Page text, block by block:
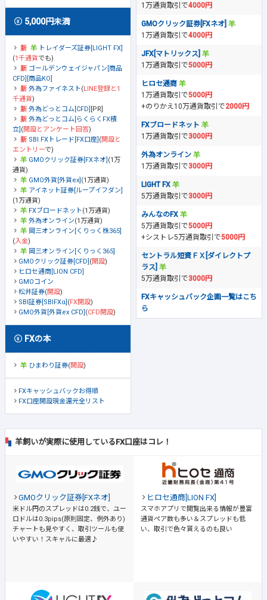
5,000円未満
トレイダーズ証券[LIGHT FX]
(1千通貨でも)
ゴールデンウェイジャパン[商品
CFD][商品KO]
外為ファイネスト(LINE登録と1
千通貨)
外為どっとコム[CFD]
[PR]
外為どっとコム[らくらくFX積
立] (開設とアンケート回答)
SBI FXトレード[FX口座] (開設と
エントリーで)
GMOクリック証券[FXネオ] (1万
通貨)
GMO外貨[外貨ex] (1万通貨)
アイネット証券[ループイフダン]
(1万通貨)
FXブロードネット(1万通貨)
外為オンライン(1万通貨)
岡三オンライン[くりっく株365]
(入金)
岡三オンライン[くりっく365]
GMOクリック証券[CFD] (開設)
ヒロセ通商[LION CFD]
GMOコイン
松井証券(開設)
SBI証券[SBIFXα] (FX開設)
GMO外貨[外貨ex CFD] (CFD開設)
FXの本
ひまわり証券(開設)
FXキャッシュバックお得順
FX口座開設現金還元全リスト
1万通貨取引で4000円
GMOクリック証券[FXネオ]
1万通貨取引で4000円
JFX[マトリックス]
1万通貨取引で5000円
ヒロセ通商
1万通貨取引で5000円
+のりかえ10万通貨取引で2000円
FXブロードネット
1万通貨取引で3000円
外為オンライン
1万通貨取引で3000円
LIGHT FX
5万通貨取引で3000円
みんなのFX
5万通貨取引で5000円
+シストレ5万通貨取引で5000円
セントラル短資ＦＸ[ダイレクトプ
ラス]
5万通貨取引で3000円
FXキャッシュバック企画一覧はこち
ら
羊飼いが実際に使用しているFX口座はコレ！
GMOクリック証券[FXネオ]
米ドル円のスプレッドは0.2銭で、ユー
ロドルは0.3pips(原則固定、例外あり)
チャートも見やすく、取引ツールも使
いやすい！スキャルに最適♪
ヒロセ通商[LION FX]
スマホアプリで閲覧出来る情報が豊富
通貨ペア数も多い＆スプレッドも低
い、取引で色々貰えるのも良い